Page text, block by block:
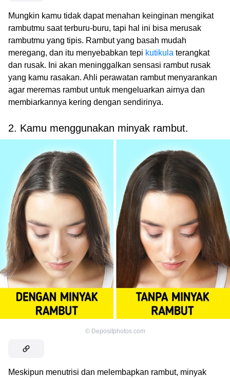
Mungkin kamu tidak dapat menahan keinginan mengikat
rambutmu saat terburu-buru, tapi hal ini bisa merusak
rambutmu yang tipis. Rambut yang basah mudah
meregang, dan itu menyebabkan tepi kutikula terangkat
dan rusak. Ini akan meninggalkan sensasi rambut rusak
yang kamu rasakan. Ahli perawatan rambut menyarankan
agar meremas rambut untuk mengeluarkan airnya dan
membiarkannya kering dengan sendirinya.
2. Kamu menggunakan minyak rambut.
© Depositphotos.com
Meskipun menutrisi dan melembapkan rambut, minyak